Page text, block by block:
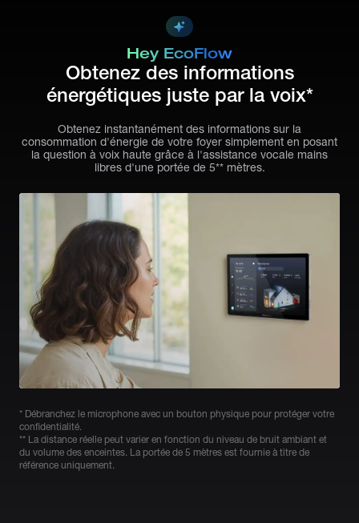
Obtenez des informations
énergétiques juste par la voix*
Obtenez instantanément des informations sur la
consommation d'énergie de votre foyer simplement en posant
la question à voix haute grâce à l'assistance vocale mains
libres d'une portée de 5** mètres.
Hey EcoFlow
* Débranchez le microphone avec un bouton physique pour protéger votre
confidentialité.
** La distance réelle peut varier en fonction du niveau de bruit ambiant et
du volume des enceintes. La portée de 5 mètres est fournie à titre de
référence uniquement.